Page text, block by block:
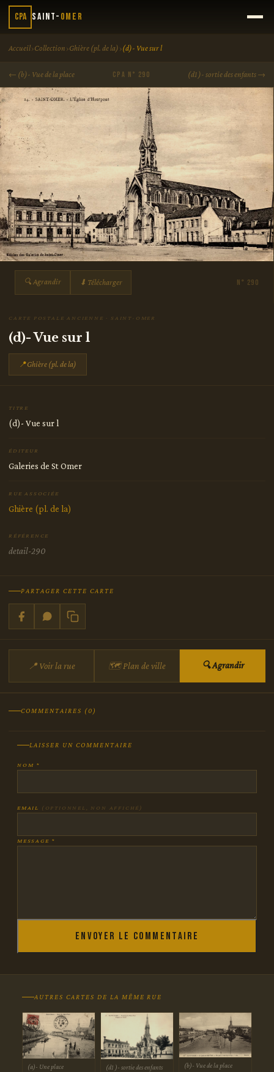
CPA Saint- Omer
Accueil›Collection ›Ghière (pl. de la) ›(d)- Vue sur l
← (b)- Vue de la place CPA N° 290 (d1 )- sortie des enfants →
🔍 Agrandir ⬇ Télécharger N° 290
CARTE POSTALE ANCIENNE · SAINT-OMER
(d)- Vue sur l
📍Ghière (pl. de la)
TITRE
(d)- Vue sur l
ÉDITEUR
Galeries de St Omer
RUE ASSOCIÉE
Ghière (pl. de la)
RÉFÉRENCE
detail-290
PARTAGER CETTE CARTE
📍 Voir la rue 🗺 Plan de ville 🔍 Agrandir
COMMENTAIRES (0)
LAISSER UN COMMENTAIRE
NOM *
EMAIL (OPTIONNEL, NON AFFICHÉ)
MESSAGE *
Envoyer le commentaire
AUTRES CARTES DE LA MÊME RUE
(a)- Une place (d1 )- sortie des enfants (b)- Vue de la place